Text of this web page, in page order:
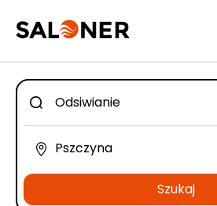
Szukaj